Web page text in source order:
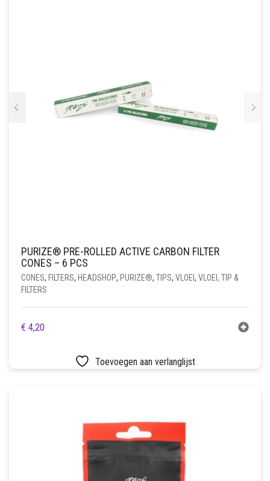
PURIZE® PRE-ROLLED ACTIVE CARBON FILTER
CONES – 6 PCS
CONES, FILTERS, HEADSHOP, PURIZE®, TIPS, VLOEI , VLOEI, TIP &
FILTERS
€ 4,20
Toevoegen aan verlanglijst